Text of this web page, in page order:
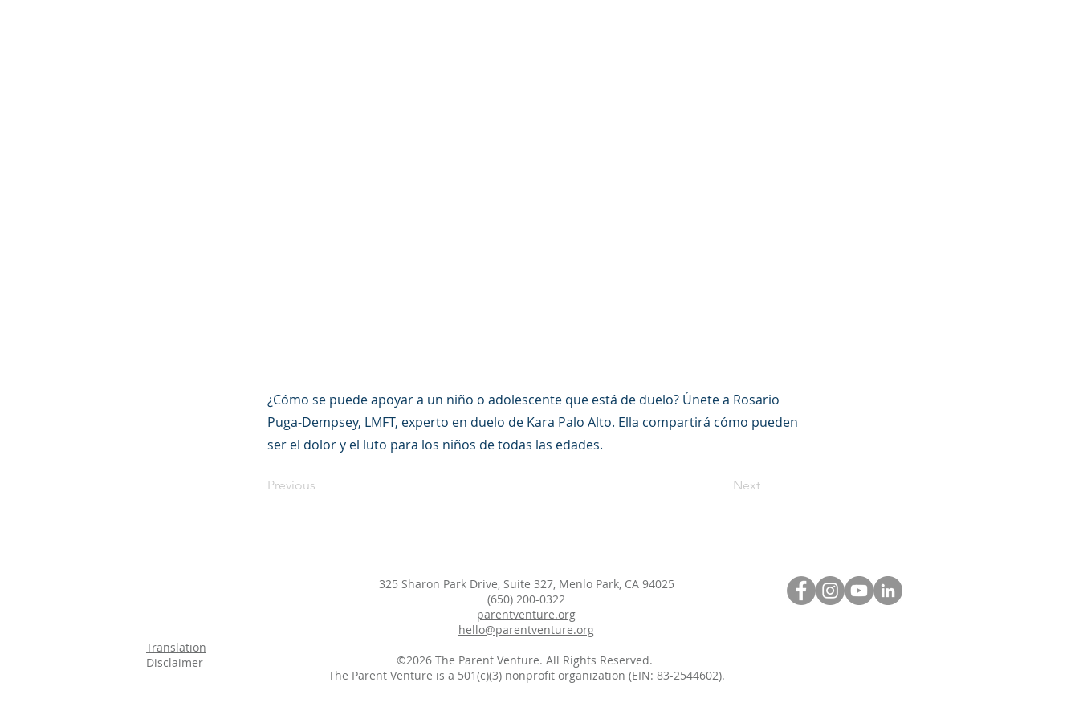
¿Cómo se puede apoyar a un niño o adolescente que está de duelo? Únete a Rosario
Puga-Dempsey, LMFT, experto en duelo de Kara Palo Alto. Ella compartirá cómo pueden
ser el dolor y el luto para los niños de todas las edades.
Previous Next
Translation
Disclaimer
325 Sharon Park Drive, Suite 327, Menlo Park, CA 94025
(650) 200-0322
parentventure.org
hello@parentventure.org
©2026 The Parent Venture. All Rights Reserved.
The Parent Venture is a 501(c)(3) nonprofit organization (EIN: 83-2544602).